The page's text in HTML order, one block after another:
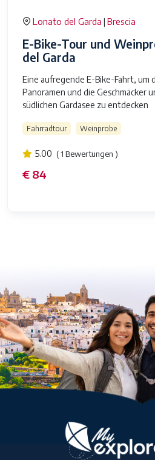
Lonato del Garda | Brescia
E-Bike-Tour und
del Garda
Eine aufregende E-Bike-Fahrt, um
Panoramen und die Geschmäcker
südlichen Gardasee zu entdecken
Fahrradtour Weinprobe
5.00 ( 1 Bewertungen )
€ 84